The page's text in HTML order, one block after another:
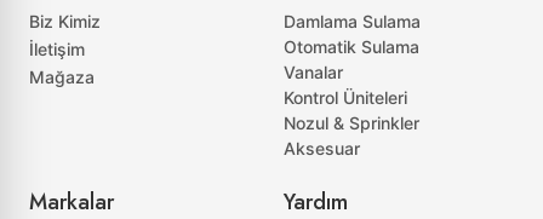
Biz Kimiz
İletişim
Mağaza
Damlama Sulama
Otomatik Sulama
Vanalar
Kontrol Üniteleri
Nozul & Sprinkler
Aksesuar
Markalar Yardım